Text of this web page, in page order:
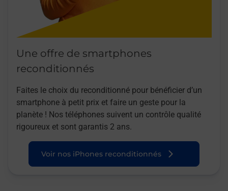
Une offre de smartphones
reconditionnés
Faites le choix du reconditionné pour bénéficier d’un
smartphone à petit prix et faire un geste pour la
planète ! Nos téléphones suivent un contrôle qualité
rigoureux et sont garantis 2 ans.
Voir nos iPhones reconditionnés